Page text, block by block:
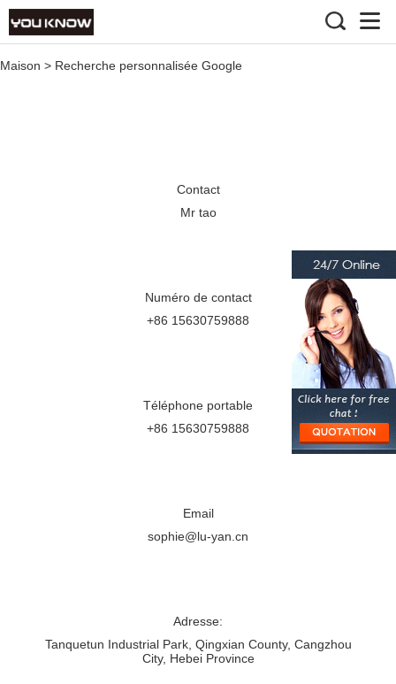
Maison > Recherche personnalisée Google
Contact
Mr tao
Numéro de contact
+86 15630759888
Téléphone portable
+86 15630759888
Email
sophie@lu-yan.cn
Adresse:
Tanquetun Industrial Park, Qingxian County, Cangzhou
City, Hebei Province